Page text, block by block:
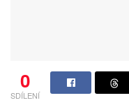
0
SDÍLENÍ